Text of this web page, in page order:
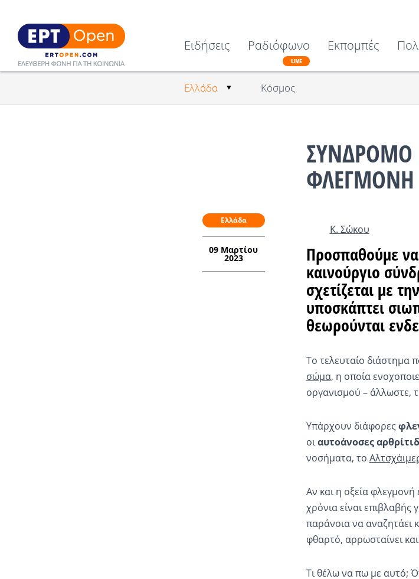
Ειδήσεις
Ελλάδα Κόσμος
Ραδιόφωνο
LIVE
Εκπομπές
ΣΥΝΔΡΟΜΟ
Ελλάδα
09 Μαρτίου
2023
Κ. Σώκου
Προσπαθούμε
καινούργιο
σχετίζεται με
υποσκάπτει
θεωρούνται
Το τελευταίο διάστημα
σώμα, η οποία
οργανισμού – άλλωστε,
Υπάρχουν διάφορες
οιαυτοάνοσες
νοσήματα, το
Αν και η οξεία
χρόνια είναι επιβλαβής
παράνοια να αναζητάει
φθαρτό, αρρωσταίνει
Τι θέλω να πω με αυτό;